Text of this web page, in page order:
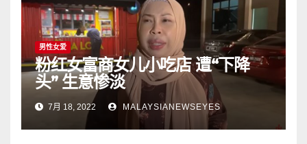
男性女爱
粉红女富商女儿小吃店 遭“下降
头” 生意惨淡
7月 18, 2022 MALAYSIANEWSEYES